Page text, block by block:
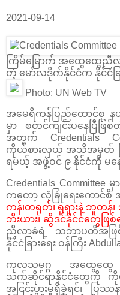
2021-09-14
ကြိမ်မြောက် အထွေထွေညီ
တဲ့ မော်လဒိုက်နိုင်ငံက နိုင်ငံခြာ
Photo: UN Web TV
အမေရိကန်ပြည်ထောင်စု
မှာ စတင်ကျင်းပနေပြီ
အတွက် Credentials
ကိုယ်စားလှယ် အသိအမှတ် ပြု
ရမယ့် အဖွဲ့ဝင် ၉ နိုင်ငံကို မ
Credentials
ကတော့ လုံခြုံရေးကောင်စီ
ကန်၊တရုတ်၊ ရုရှားနဲ့ ဘူတန်၊
ဘီးယား၊ ဆွီဒင်နိုင်ငံတွေဖြစ်
ညီလာခံရဲ့ သဘာပတိအဖ
နိုင်ငံခြားရေး ဝန်ကြီး
ကုလသမဂ္ဂ အထွေထွေ
သက်ဆိုင်ရာနိုင်ငံတွေကို
အငြင်းပွားမှုရှိခဲ့ရင်၊